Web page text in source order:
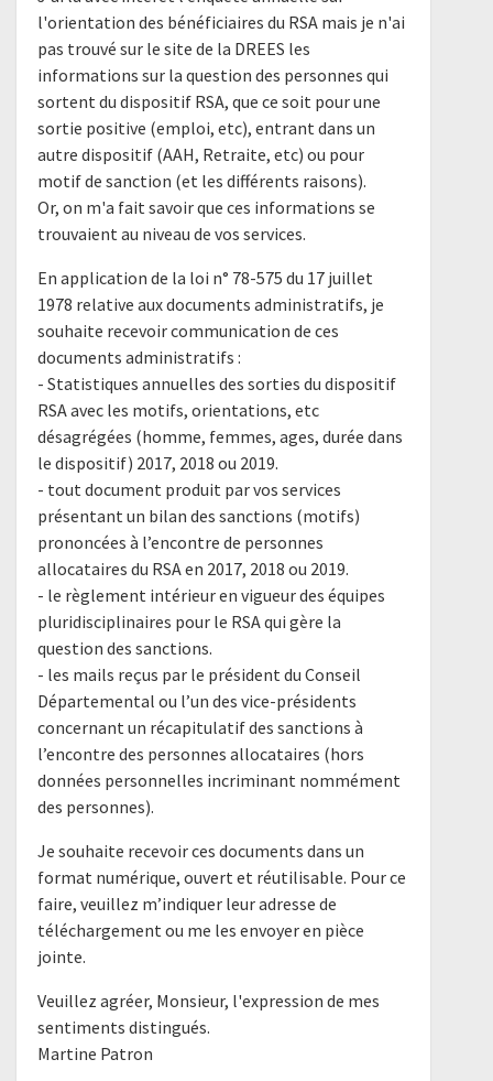
l'orientation des bénéficiaires du RSA mais je n'ai
pas trouvé sur le site de la DREES les
informations sur la question des personnes qui
sortent du dispositif RSA, que ce soit pour une
sortie positive (emploi, etc), entrant dans un
autre dispositif (AAH, Retraite, etc) ou pour
motif de sanction (et les différents raisons).
Or, on m'a fait savoir que ces informations se
trouvaient au niveau de vos services.
En application de la loi n° 78-575 du 17 juillet
1978 relative aux documents administratifs, je
souhaite recevoir communication de ces
documents administratifs :
- Statistiques annuelles des sorties du dispositif
RSA avec les motifs, orientations, etc
désagrégées (homme, femmes, ages, durée dans
le dispositif) 2017, 2018 ou 2019.
- tout document produit par vos services
présentant un bilan des sanctions (motifs)
prononcées à l’encontre de personnes
allocataires du RSA en 2017, 2018 ou 2019.
- le règlement intérieur en vigueur des équipes
pluridisciplinaires pour le RSA qui gère la
question des sanctions.
- les mails reçus par le président du Conseil
Départemental ou l’un des vice-présidents
concernant un récapitulatif des sanctions à
l’encontre des personnes allocataires (hors
données personnelles incriminant nommément
des personnes).
Je souhaite recevoir ces documents dans un
format numérique, ouvert et réutilisable. Pour ce
faire, veuillez m’indiquer leur adresse de
téléchargement ou me les envoyer en pièce
jointe.
Veuillez agréer, Monsieur, l'expression de mes
sentiments distingués.
Martine Patron